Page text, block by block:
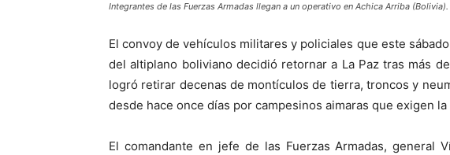
Integrantes de las Fuerzas Armadas llegan a un operativo en Achica Arriba (Bolivia).
El convoy de vehículos militares y policiales que este
del altiplano boliviano decidió retornar a La Paz tras más
logró retirar decenas de montículos de tierra, troncos y
desde hace once días por campesinos aimaras que exigen
El comandante en jefe de las Fuerzas Armadas, general